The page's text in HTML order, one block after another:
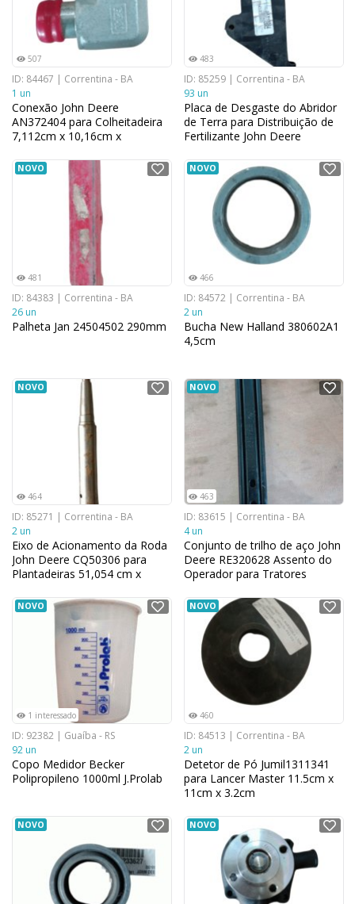
507
ID: 84467 | Correntina - BA
1 un
Conexão John Deere
AN372404 para Colheitadeira
7,112cm x 10,16cm x
483
ID: 85259 | Correntina - BA
93 un
Placa de Desgaste do Abridor
de Terra para Distribuição de
Fertilizante John Deere
14,224 cm x 27,94 cm
NOVO
481
ID: 84383 | Correntina - BA
26 un
Palheta Jan 24504502 290mm
NOVO
466
ID: 84572 | Correntina - BA
2 un
Bucha New Halland 380602A1
4,5cm
NOVO
464
ID: 85271 | Correntina - BA
2 un
Eixo de Acionamento da Roda
John Deere CQ50306 para
Plantadeiras 51,054 cm x
NOVO
463
ID: 83615 | Correntina - BA
4 un
Conjunto de trilho de aço John
Deere RE320628 Assento do
Operador para Tratores
NOVO
1 interessado
ID: 92382 | Guaíba - RS
92 un
Copo Medidor Becker
Polipropileno 1000ml J.Prolab
NOVO
460
ID: 84513 | Correntina - BA
2 un
Detetor de Pó Jumil1311341
para Lancer Master 11.5cm x
11cm x 3.2cm
NOVO NOVO